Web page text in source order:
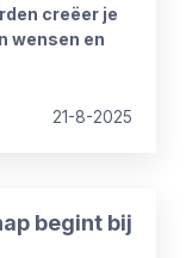
creëer je
wensen en
21-8-2025
begint bij